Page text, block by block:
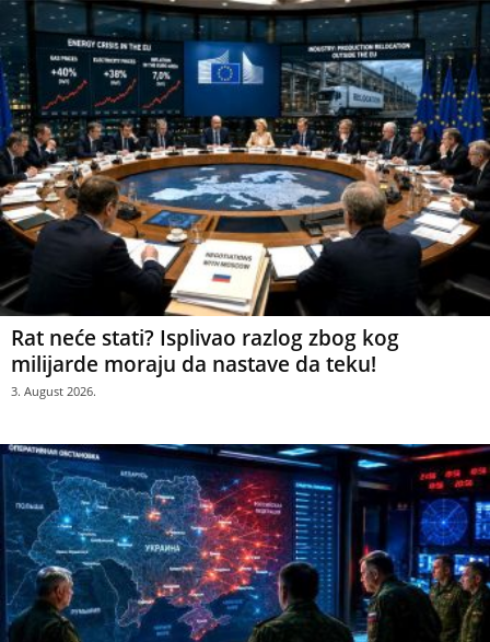
Rat neće stati? Isplivao razlog zbog kog
milijarde moraju da nastave da teku!
3. August 2026.